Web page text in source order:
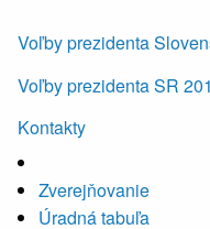
Voľby prezidenta
Voľby prezidenta SR
Kontakty
Zverejňovanie
Úradná tabuľa